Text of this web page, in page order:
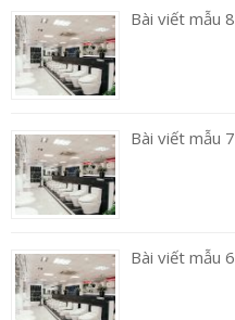
Bài viết mẫu 8
Bài viết mẫu 7
Bài viết mẫu 6